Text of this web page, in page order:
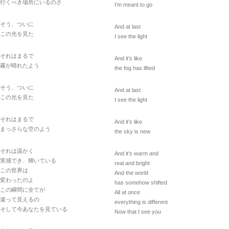
行くべき場所にいるのさ
そう、ついに
この光を見た
それはまるで
霧が晴れたよう
そう、ついに
この光を見た
それはまるで
まっさらな空のよう
それは温かく
実感でき、輝いている
この世界は
変わったのよ
この瞬間に全てが
違って見えるの
そして今あなたを見ている
I’m meant to go
And at last
I see the light
And it’s like
the fog has lifted
And at last
I see the light
And it’s like
the sky is new
And it’s warm and
real and bright
And the world
has somehow shifted
All at once
everything is different
Now that I see you